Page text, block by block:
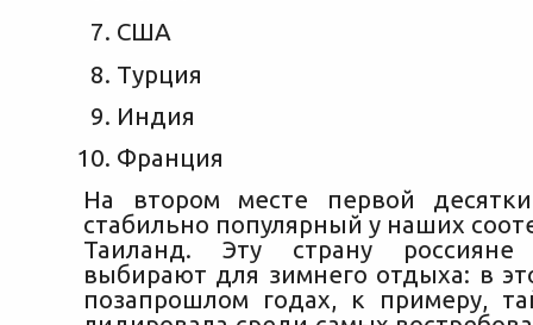
США
Турция
Индия
Франция
На втором месте первой
стабильно популярный у наших
Таиланд. Эту страну россияне
выбирают для зимнего отдыха: в
позапрошлом годах, к примеру,